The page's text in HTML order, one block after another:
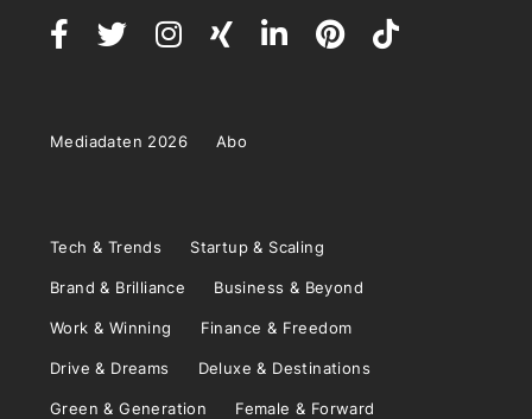
Mediadaten 2026 Abo
Tech & Trends Startup & Scaling
Brand & Brilliance Business & Beyond
Work & Winning Finance & Freedom
Drive & Dreams Deluxe & Destinations
Green & Generation Female & Forward